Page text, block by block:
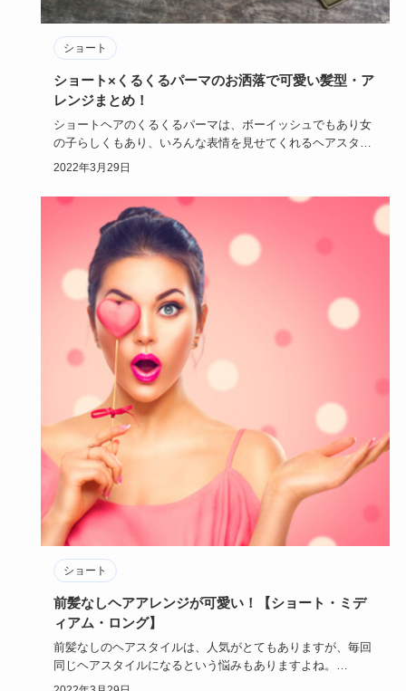
ショート
ショート×くるくるパーマのお洒落で可愛い髪型・ア
レンジまとめ！
ショートヘアのくるくるパーマは、ボーイッシュでもあり女
の子らしくもあり、いろんな表情を見せてくれるヘアスタイ
ルですよね。微…
2022年3月29日
ショート
前髪なしヘアアレンジが可愛い！【ショート・ミデ
ィアム・ロング】
前髪なしのヘアスタイルは、人気がとてもありますが、毎回
同じヘアスタイルになるという悩みもありますよね。
そんなときは、前…